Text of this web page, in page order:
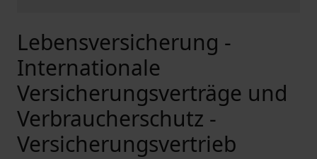
Lebensversicherung -
Internationale
Versicherungsverträge und
Verbraucherschutz -
Versicherungsvertrieb